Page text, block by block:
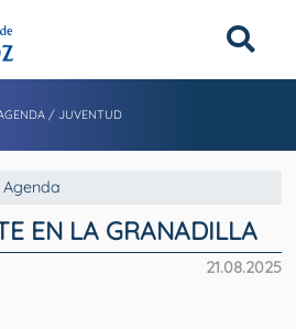
/ JUVENTUD
Agenda
EN LA GRANADILLA
21.08.2025